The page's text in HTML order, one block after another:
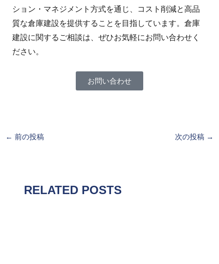
ション・マネジメント方式を通じ、コスト削減と高品
質な倉庫建設を提供することを目指しています。倉庫
建設に関するご相談は、ぜひお気軽にお問い合わせく
ださい。
お問い合わせ
← 前の投稿 次の投稿 →
RELATED POSTS